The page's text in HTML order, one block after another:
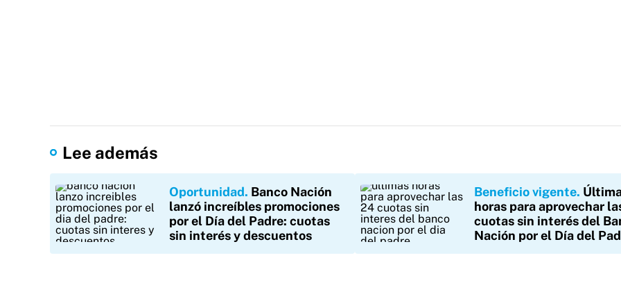
Lee además
Oportunidad Banco Nación
lanzó increíbles promociones
por el Día del Padre: cuotas
sin interés y descuentos
Beneficio vigente
horas para aprovechar
cuotas sin interés del
Nación por el Día del